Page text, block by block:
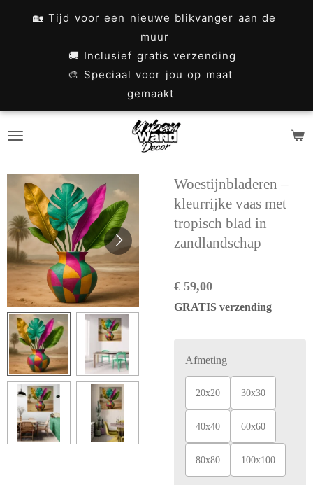
🏡 Tijd voor een nieuwe blikvanger aan de
muur
🚚 Inclusief gratis verzending
🎨 Speciaal voor jou op maat
gemaakt
Woestijnbladeren –
kleurrijke vaas met
tropisch blad in
zandlandschap
€ 59,00
GRATIS verzending
Afmeting
20x20 30x30
40x40 60x60
80x80 100x100